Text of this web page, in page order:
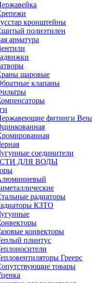
кронштейны
полиэтилен
арматура
шаровые
клапаны
фитинги
соединители
ДЛЯ ВОДЫ
радиаторы
КЗТО
конвекторы
плинтус
Греерс
товары